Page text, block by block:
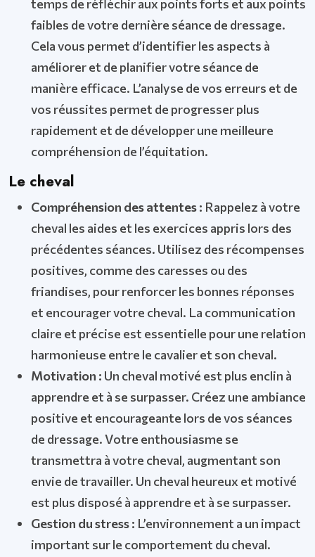
temps de réfléchir aux points forts et aux points
faibles de votre dernière séance de dressage.
Cela vous permet d’identifier les aspects à
améliorer et de planifier votre séance de
manière efficace. L’analyse de vos erreurs et de
vos réussites permet de progresser plus
rapidement et de développer une meilleure
compréhension de l’équitation.
Le cheval
Compréhension des attentes : Rappelez à votre
cheval les aides et les exercices appris lors des
précédentes séances. Utilisez des récompenses
positives, comme des caresses ou des
friandises, pour renforcer les bonnes réponses
et encourager votre cheval. La communication
claire et précise est essentielle pour une relation
harmonieuse entre le cavalier et son cheval.
Motivation : Un cheval motivé est plus enclin à
apprendre et à se surpasser. Créez une ambiance
positive et encourageante lors de vos séances
de dressage. Votre enthousiasme se
transmettra à votre cheval, augmentant son
envie de travailler. Un cheval heureux et motivé
est plus disposé à apprendre et à se surpasser.
Gestion du stress : L’environnement a un impact
important sur le comportement du cheval.